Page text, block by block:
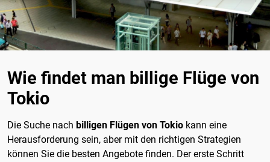
Wie findet man billige Flüge von
Tokio
Die Suche nach billigen Flügen von Tokio kann eine
Herausforderung sein, aber mit den richtigen Strategien
können Sie die besten Angebote finden. Der erste Schritt